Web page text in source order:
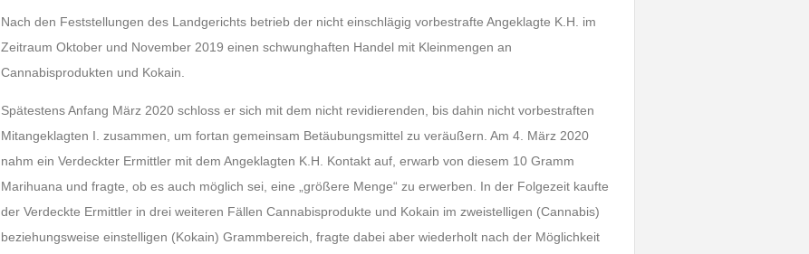
Nach den Feststellungen des Landgerichts betrieb der nicht einschlägig vorbestrafte Angeklagte K.H. im
Zeitraum Oktober und November 2019 einen schwunghaften Handel mit Kleinmengen an
Cannabisprodukten und Kokain.
Spätestens Anfang März 2020 schloss er sich mit dem nicht revidierenden, bis dahin nicht vorbestraften
Mitangeklagten I. zusammen, um fortan gemeinsam Betäubungsmittel zu veräußern. Am 4. März 2020
nahm ein Verdeckter Ermittler mit dem Angeklagten K.H. Kontakt auf, erwarb von diesem 10 Gramm
Marihuana und fragte, ob es auch möglich sei, eine „größere Menge“ zu erwerben. In der Folgezeit kaufte
der Verdeckte Ermittler in drei weiteren Fällen Cannabisprodukte und Kokain im zweistelligen (Cannabis)
beziehungsweise einstelligen (Kokain) Grammbereich, fragte dabei aber wiederholt nach der Möglichkeit